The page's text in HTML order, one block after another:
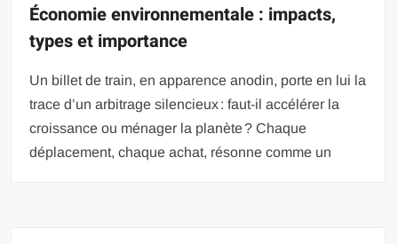
Économie environnementale : impacts,
types et importance
Un billet de train, en apparence anodin, porte en lui la
trace d’un arbitrage silencieux : faut-il accélérer la
croissance ou ménager la planète ? Chaque
déplacement, chaque achat, résonne comme un